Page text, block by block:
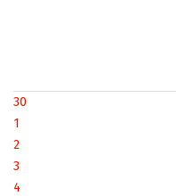
30
1
2
3
4